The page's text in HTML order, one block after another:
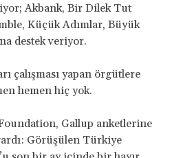
Akbank, Bir Dilek Tut
Küçük Adımlar, Büyük
destek veriyor.
çalışması yapan örgütlere
hemen hiç yok.
Gallup anketlerine
Görüşülen Türkiye